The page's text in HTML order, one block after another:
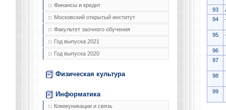
Финансы и кредит
Московский открытый институт
Факультет заочного обучения
Год выпуска 2021
Год выпуска 2020
Физическая культура
Информатика
Коммуникации и связь
93
94
95
96
97
98
99